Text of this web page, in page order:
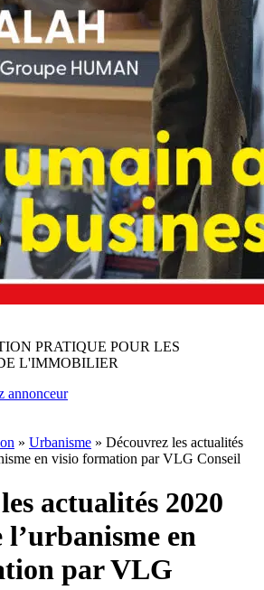
PRATIQUE POUR LES
L'IMMOBILIER
annonceur
» Urbanisme » Découvrez les actualités
en visio formation par VLG Conseil
actualités 2020
en
par VLG